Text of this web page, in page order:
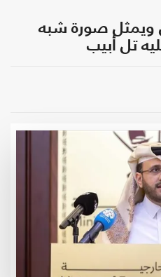
ويمثل صورة شبه
تل أبيب